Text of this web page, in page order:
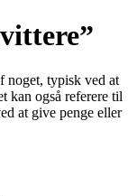
noget, typisk ved at
kan også referere til
at give penge eller